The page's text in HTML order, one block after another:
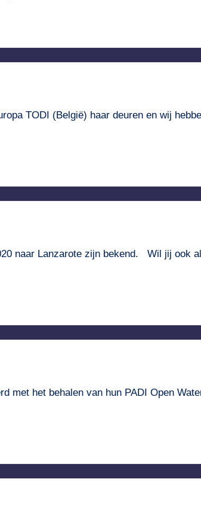
TODI (België) haar deuren en wij
naar Lanzarote zijn bekend. Wil jij ook
met het behalen van hun PADI Open